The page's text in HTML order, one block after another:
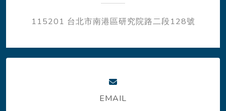
115201 台北市南港區研究院路二段128號
EMAIL